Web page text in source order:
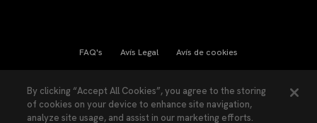
FAQ's Avís Legal Avís de cookies
Llei de Transparència Política de Privacitat
By clicking “Accept All Cookies”, you agree to the storing
of cookies on your device to enhance site navigation,
analyze site usage, and assist in our marketing efforts.